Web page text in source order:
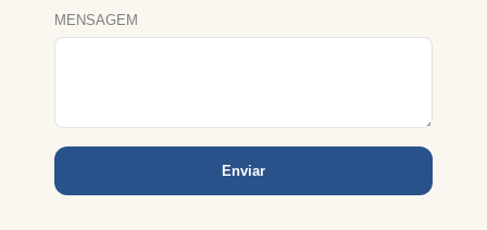
MENSAGEM
Enviar